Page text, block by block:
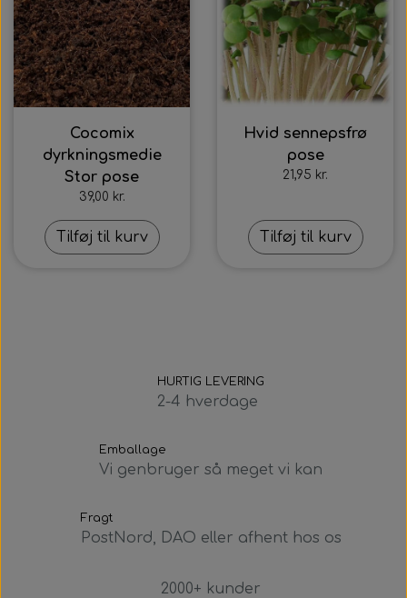
Cocomix
dyrkningsmedie
Stor pose
39,00 kr.
Tilføj til kurv
Hvid sennepsfrø
pose
21,95 kr.
Tilføj til kurv
HURTIG LEVERING
2-4 hverdage
Emballage
Vi genbruger så meget vi kan
Fragt
PostNord, DAO eller afhent hos os
2000+ kunder